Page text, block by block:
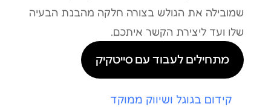
שמובילה את הגולש בצורה חלקה מהבנת הבעיה
שלו ועד ליצירת הקשר איתכם.
מתחילים לעבוד עם סייטקיק
קידום בגוגל ושיווק ממוקד